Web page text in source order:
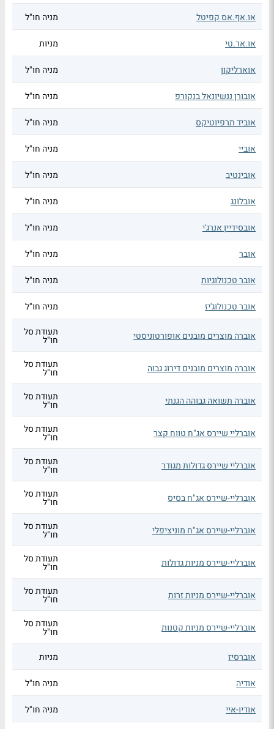
או.אף.אס קפיטל מניה חו"ל
או.אר.טי מניות
אוארליקון מניה חו"ל
אובורן ננשיונאל בנקורפ מניה חו"ל
אוביד תרפיוטיקס מניה חו"ל
אוביי מניה חו"ל
אובינטיב מניה חו"ל
אובלונג מניה חו"ל
אובסידיין אנרג'י מניה חו"ל
אובר מניה חו"ל
אובר טכנולוגיות מניה חו"ל
אובר טכנולוג'יז מניה חו"ל
אוברה מוצרים מובנים אופורטוניסטי תעודת סל
חו"ל
אוברה מוצרים מובנים דירוג גבוה תעודת סל
חו"ל
אוברה תשואה גבוהה הגנתי תעודת סל
חו"ל
אוברליי שיירס אג"ח טווח קצר תעודת סל
חו"ל
אוברליי שיירס גדולות מגודר תעודת סל
חו"ל
אוברליי-שיירס אג"ח בסיס תעודת סל
חו"ל
אוברליי-שיירס אג"ח מוניציפלי תעודת סל
חו"ל
אוברליי-שיירס מניות גדולות תעודת סל
חו"ל
אוברליי-שיירס מניות זרות תעודת סל
חו"ל
אוברליי-שיירס מניות קטנות תעודת סל
חו"ל
אוברסיז
מניות
אודיה מניה חו"ל
אודיו-איי מניה חו"ל